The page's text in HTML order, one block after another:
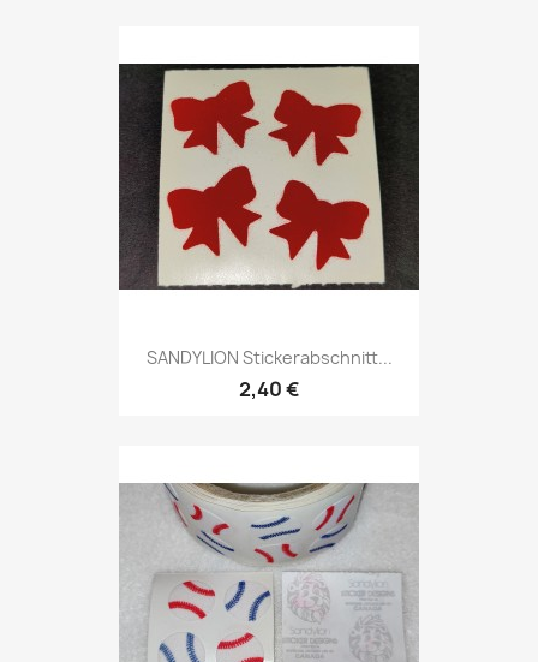
SANDYLION Stickerabschnitt...
2,40 €